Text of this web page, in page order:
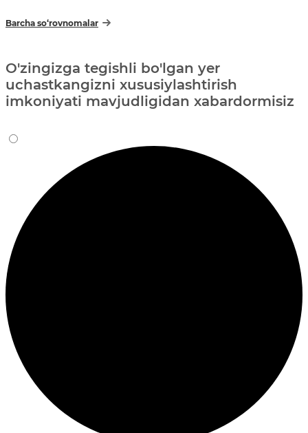
Barcha so‘rovnomalar
O'zingizga tegishli bo'lgan yer
uchastkangizni xususiylashtirish
imkoniyati mavjudligidan xabardormisiz